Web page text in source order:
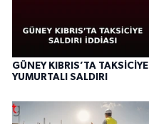
GÜNEY KIBRIS’TA TAKSİCİYE
YUMURTALI SALDIRI